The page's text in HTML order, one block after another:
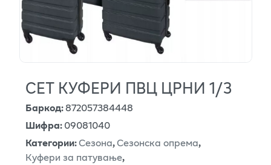
СЕТ КУФЕРИ ПВЦ ЦРНИ 1/3
Баркод:872057384448
Шифра:09081040
Категории:Сезона,Сезонска опрема,
Куфери за патување,